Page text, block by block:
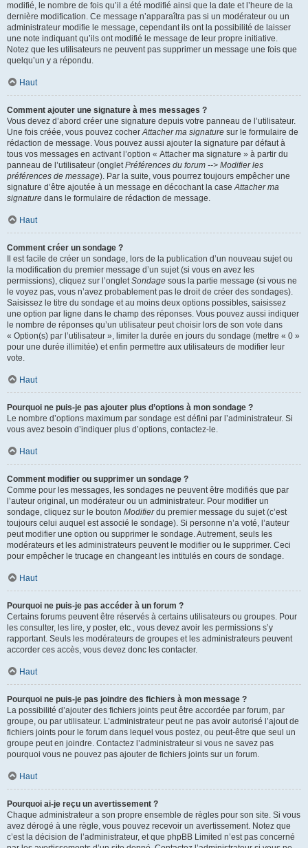
modifié, le nombre de fois qu’il a été modifié ainsi que la date et l’heure de la
dernière modification. Ce message n’apparaîtra pas si un modérateur ou un
administrateur modifie le message, cependant ils ont la possibilité de laisser
une note indiquant qu’ils ont modifié le message de leur propre initiative.
Notez que les utilisateurs ne peuvent pas supprimer un message une fois que
quelqu’un y a répondu.
Haut
Comment ajouter une signature à mes messages ?
Vous devez d’abord créer une signature depuis votre panneau de l’utilisateur.
Une fois créée, vous pouvez cocherAttacher ma signature sur le formulaire de
rédaction de message. Vous pouvez aussi ajouter la signature par défaut à
tous vos messages en activant l’option « Attacher ma signature » à partir du
panneau de l’utilisateur (ongletPréférences du forum --> Modifier les
préférences de message). Par la suite, vous pourrez toujours empêcher une
signature d’être ajoutée à un message en décochant la caseAttacher ma
signature dans le formulaire de rédaction de message.
Haut
Comment créer un sondage ?
Il est facile de créer un sondage, lors de la publication d’un nouveau sujet ou
la modification du premier message d’un sujet (si vous en avez les
permissions), cliquez sur l’ongletSondage sous la partie message (si vous ne
le voyez pas, vous n’avez probablement pas le droit de créer des sondages).
Saisissez le titre du sondage et au moins deux options possibles, saisissez
une option par ligne dans le champ des réponses. Vous pouvez aussi indiquer
le nombre de réponses qu’un utilisateur peut choisir lors de son vote dans
« Option(s) par l’utilisateur », limiter la durée en jours du sondage (mettre « 0 »
pour une durée illimitée) et enfin permettre aux utilisateurs de modifier leur
vote.
Haut
Pourquoi ne puis-je pas ajouter plus d’options à mon sondage ?
Le nombre d’options maximum par sondage est défini par l’administrateur. Si
vous avez besoin d’indiquer plus d’options, contactez-le.
Haut
Comment modifier ou supprimer un sondage ?
Comme pour les messages, les sondages ne peuvent être modifiés que par
l’auteur original, un modérateur ou un administrateur. Pour modifier un
sondage, cliquez sur le bouton Modifierdu premier message du sujet (c’est
toujours celui auquel est associé le sondage). Si personne n’a voté, l’auteur
peut modifier une option ou supprimer le sondage. Autrement, seuls les
modérateurs et les administrateurs peuvent le modifier ou le supprimer. Ceci
pour empêcher le trucage en changeant les intitulés en cours de sondage.
Haut
Pourquoi ne puis-je pas accéder à un forum ?
Certains forums peuvent être réservés à certains utilisateurs ou groupes. Pour
les consulter, les lire, y poster, etc., vous devez avoir les permissions s’y
rapportant. Seuls les modérateurs de groupes et les administrateurs peuvent
accorder ces accès, vous devez donc les contacter.
Haut
Pourquoi ne puis-je pas joindre des fichiers à mon message ?
La possibilité d’ajouter des fichiers joints peut être accordée par forum, par
groupe, ou par utilisateur. L’administrateur peut ne pas avoir autorisé l’ajout de
fichiers joints pour le forum dans lequel vous postez, ou peut-être que seul un
groupe peut en joindre. Contactez l’administrateur si vous ne savez pas
pourquoi vous ne pouvez pas ajouter de fichiers joints sur un forum.
Haut
Pourquoi ai-je reçu un avertissement ?
Chaque administrateur a son propre ensemble de règles pour son site. Si vous
avez dérogé à une règle, vous pouvez recevoir un avertissement. Notez que
c’est la décision de l’administrateur, et que phpBB Limited n’est pas concerné